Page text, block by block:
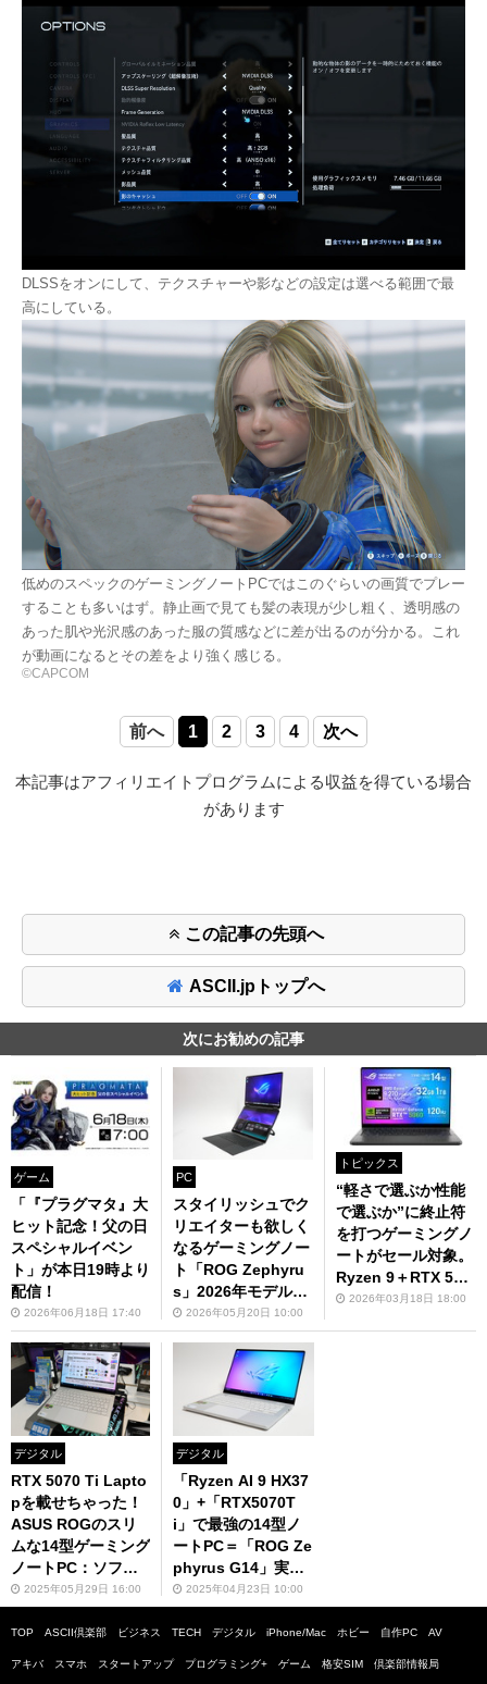
DLSSをオンにして、テクスチャーや影などの設定は選べる範囲で最
高にしている。
低めのスペックのゲーミングノートPCではこのぐらいの画質でプレー
することも多いはず。静止画で見ても髪の表現が少し粗く、透明感の
あった肌や光沢感のあった服の質感などに差が出るのが分かる。これ
が動画になるとその差をより強く感じる。
©CAPCOM
前へ 1 2 3 4 次へ
本記事はアフィリエイトプログラムによる収益を得ている場合
があります
この記事の先頭へ
ASCII.jpトップへ
次にお勧めの記事
ゲーム
「『プラグマタ』大
ヒット記念！父の日
スペシャルイベン
ト」が本日19時より
配信！
2026年06月18日 17:40
PC
スタイリッシュでク
リエイターも欲しく
なるゲーミングノー
ト「ROG Zephyru
s」2026年モデル発
表2026年05月20日 10:00
トピックス
“軽さで選ぶか性能
で選ぶか”に終止符
を打つゲーミングノ
ートがセール対象。
Ryzen 9＋RTX 506
0搭載、有機ELもポ
2026年03月18日 18:00
デジタル
RTX 5070 Ti Lapto
pを載せちゃった！
ASUS ROGのスリ
ムな14型ゲーミング
ノートPC：ソフマ
ップ なんば店
2025年05月29日 16:00
デジタル
「Ryzen AI 9 HX37
0」+「RTX5070T
i」で最強の14型ノ
ートPC＝「ROG Ze
phyrus G14」実機
レビュー
2025年04月23日 10:00
TOP ASCII倶楽部 ビジネス TECH デジタル iPhone/Mac ホビー 自作PC AV
アキバ スマホ スタートアップ プログラミング+ ゲーム 格安SIM 倶楽部情報局